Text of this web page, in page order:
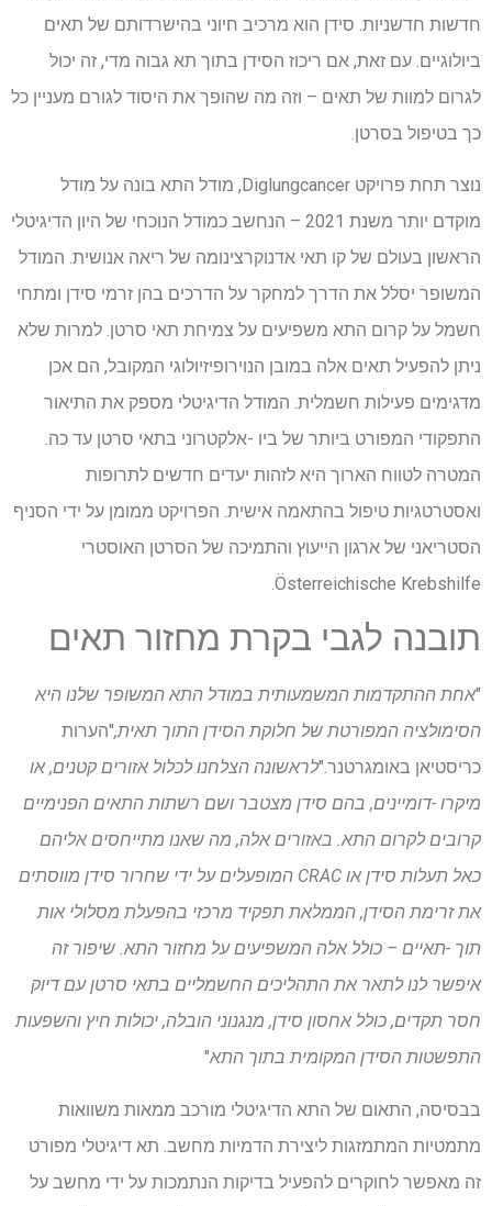
חדשות חדשניות. סידן הוא מרכיב חיוני בהישרדותם של תאים
ביולוגיים. עם זאת, אם ריכוז הסידן בתוך תא גבוה מדי, זה יכול
לגרום למוות של תאים – וזה מה שהופך את היסוד לגורם מעניין כל
כך בטיפול בסרטן.
נוצר תחת פרויקט Diglungcancer, מודל התא בונה על מודל
מוקדם יותר משנת 2021 – הנחשב כמודל הנוכחי של היון הדיגיטלי
הראשון בעולם של קו תאי אדנוקרצינומה של ריאה אנושית. המודל
המשופר יסלל את הדרך למחקר על הדרכים בהן זרמי סידן ומתחי
חשמל על קרום התא משפיעים על צמיחת תאי סרטן. למרות שלא
ניתן להפעיל תאים אלה במובן הנוירופיזיולוגי המקובל, הם אכן
מדגימים פעילות חשמלית. המודל הדיגיטלי מספק את התיאור
התפקודי המפורט ביותר של ביו -אלקטרוני בתאי סרטן עד כה.
המטרה לטווח הארוך היא לזהות יעדים חדשים לתרופות
ואסטרטגיות טיפול בהתאמה אישית. הפרויקט ממומן על ידי הסניף
הסטריאני של ארגון הייעוץ והתמיכה של הסרטן האוסטרי
Österreichische Krebshilfe.
תובנה לגבי בקרת מחזור תאים
"אחת ההתקדמות המשמעותית במודל התא המשופר שלנו היא
הסימולציה המפורטת של חלוקת הסידן התוך תאית,"הערות
כריסטיאן באומגרטנר."לראשונה הצלחנו לכלול אזורים קטנים, או
מיקרו -דומיינים, בהם סידן מצטבר ושם רשתות התאים הפנימיים
קרובים לקרום התא. באזורים אלה, מה שאנו מתייחסים אליהם
כאל תעלות סידן או CRAC המופעלים על ידי שחרור סידן מווסתים
את זרימת הסידן, הממלאת תפקיד מרכזי בהפעלת מסלולי אות
תוך -תאיים – כולל אלה המשפיעים על מחזור התא. שיפור זה
איפשר לנו לתאר את התהליכים החשמליים בתאי סרטן עם דיוק
חסר תקדים, כולל אחסון סידן, מנגנוני הובלה, יכולות חיץ והשפעות
התפשטות הסידן המקומית בתוך התא"
בבסיסה, התאום של התא הדיגיטלי מורכב ממאות משוואות
מתמטיות המתמזגות ליצירת הדמיות מחשב. תא דיגיטלי מפורט
זה מאפשר לחוקרים להפעיל בדיקות הנתמכות על ידי מחשב על